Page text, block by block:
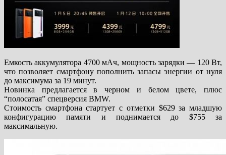
Емкость аккумулятора 4700 мАч, мощность зарядки — 120 Вт,
что позволяет смартфону пополнить запасы энергии от нуля
до максимума за 19 минут.
Новинка предлагается в черном и белом цвете, плюс
“полосатая” спецверсия BMW.
Стоимость смартфона стартует с отметки $629 за младшую
конфигурацию памяти и поднимается до $755 за
максимальную.